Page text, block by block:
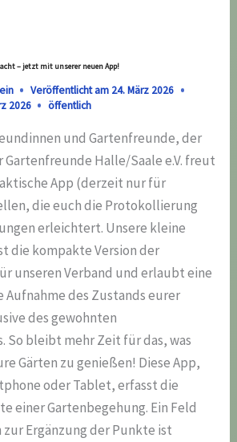
– jetzt mit unserer neuen App!
Veröffentlicht am 24. März 2026
2026 öffentlich
und Gartenfreunde, der
Halle/Saale e.V. freut
App (derzeit nur für
die euch die Protokollierung
erleichtert. Unsere kleine
die kompakte Version der
unseren Verband und erlaubt eine
Aufnahme des Zustands eurer
des gewohnten
bleibt mehr Zeit für das, was
Gärten zu genießen! Diese App,
oder Tablet, erfasst die
einer Gartenbegehung. Ein Feld
Ergänzung der Punkte ist